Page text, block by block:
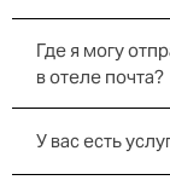
Где я могу
в отеле почта?
У вас есть